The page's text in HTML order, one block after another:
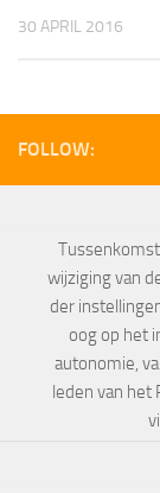
30 APRIL 2016
FOLLOW:
wijziging van
der
oog op het
autonomie,
leden van het